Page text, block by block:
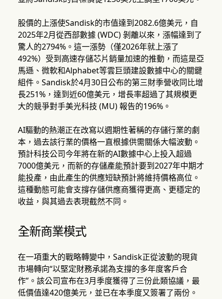
股價的上漲使Sandisk的市值達到2082.6億美元，自
2025年2月從西部數據 (WDC) 剝離以來，漲幅達到了
驚人的2794%。這一漲勢（僅2026年就上漲了
492%）受到高速存儲芯片銷量加速的推動，而這是亞
馬遜、微軟和Alphabet等雲巨頭建設數據中心的關鍵
組件。Sandisk於4月30日公布的第三財季營收同比增
長251%，達到近60億美元，增長率超過了其規模更
大的競爭對手美光科技 (MU) 報告的196%。
AI驅動的熱潮正在改寫以週期性著稱的存儲行業的劇
本，過去該行業的價格一直根據供需關係大幅波動。
預計科技公司今年將在新的AI數據中心上投入超過
7000億美元，而新的存儲產能預計要到2027年中期才
能投產，由此產生的供應短缺預計將維持價格高位。
這種動態可能會支撐存儲供應商獲得更高、更穩定的
收益，與其過去表現截然不同。
全新商業模式
在一項重大的戰略轉變中，Sandisk正從波動的現貨
市場轉向“以堅定財務承諾為支撐的多年度客戶合
作”。該公司宣布在3月季度獲得了三份此類協議，最
低價值達420億美元，並已在本季度又簽署了兩份。